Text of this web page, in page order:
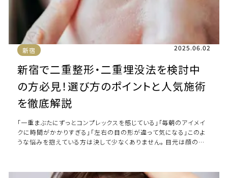
新宿 2025.06.02
新宿で二重整形・二重埋没法を検討中
の方必見！選び方のポイントと人気施術
を徹底解説
「一重まぶたにずっとコンプレックスを感じている」「毎朝のアイメイ
クに時間がかかりすぎる」「左右の目の形が違って気になる」このよ
うな悩みを抱えている方は決して少なくありません。 目元は顔の印